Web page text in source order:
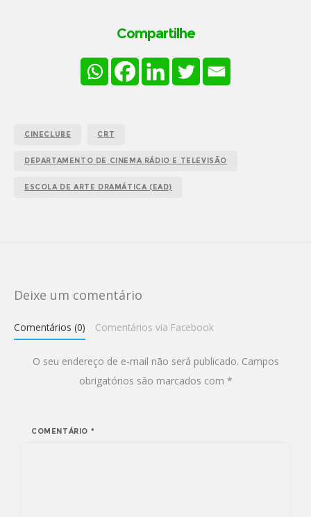
Compartilhe
CINECLUBE CRT
DEPARTAMENTO DE CINEMA RÁDIO E TELEVISÃO
ESCOLA DE ARTE DRAMÁTICA (EAD)
Deixe um comentário
Comentários (0) Comentários via Facebook
O seu endereço de e-mail não será publicado. Campos
obrigatórios são marcados com *
COMENTÁRIO *